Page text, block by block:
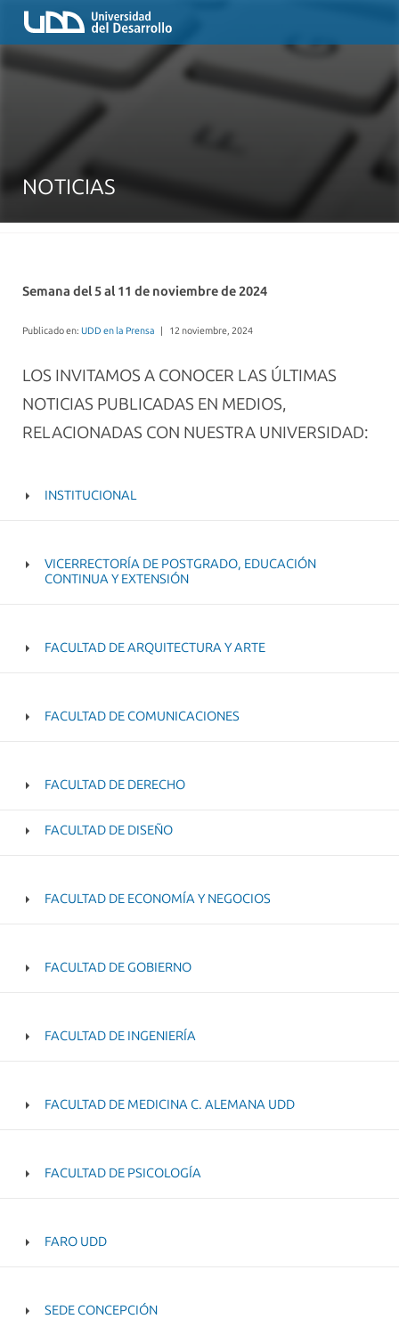
NOTICIAS
Semana del 5 al 11 de noviembre de 2024
Publicado en: UDD en la Prensa | 12 noviembre, 2024
LOS INVITAMOS A CONOCER LAS ÚLTIMAS
NOTICIAS PUBLICADAS EN MEDIOS,
RELACIONADAS CON NUESTRA UNIVERSIDAD:
INSTITUCIONAL
VICERRECTORÍA DE POSTGRADO, EDUCACIÓN
CONTINUA Y EXTENSIÓN
FACULTAD DE ARQUITECTURA Y ARTE
FACULTAD DE COMUNICACIONES
FACULTAD DE DERECHO
FACULTAD DE DISEÑO
FACULTAD DE ECONOMÍA Y NEGOCIOS
FACULTAD DE GOBIERNO
FACULTAD DE INGENIERÍA
FACULTAD DE MEDICINA C. ALEMANA UDD
FACULTAD DE PSICOLOGÍA
FARO UDD
SEDE CONCEPCIÓN